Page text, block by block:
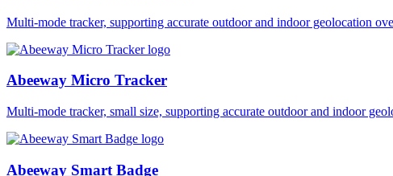
Multi-mode tracker, supporting accurate outdoor and indoor geolocation
Abeeway Micro Tracker
Multi-mode tracker, small size, supporting accurate outdoor and indoor
Abeeway Smart Badge